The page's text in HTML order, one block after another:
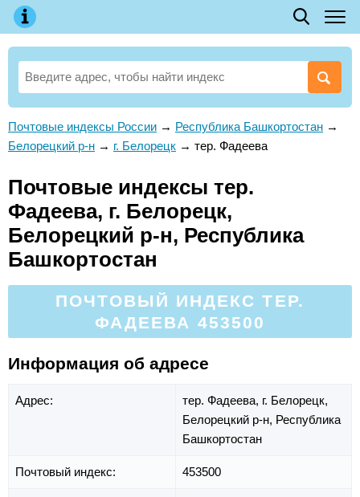
Почтовые индексы России → Республика Башкортостан →
Белорецкий р-н → г. Белорецк → тер. Фадеева
Почтовые индексы тер.
Фадеева, г. Белорецк,
Белорецкий р-н, Республика
Башкортостан
ПОЧТОВЫЙ ИНДЕКС ТЕР.
ФАДЕЕВА 453500
Информация об адресе
Адрес: тер. Фадеева, г. Белорецк,
Белорецкий р-н, Республика
Башкортостан
Почтовый индекс: 453500